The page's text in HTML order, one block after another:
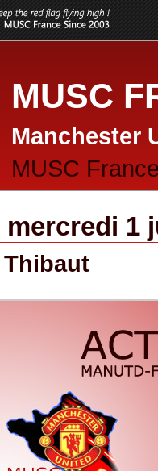
MUSC
Manchester
MUSC
1